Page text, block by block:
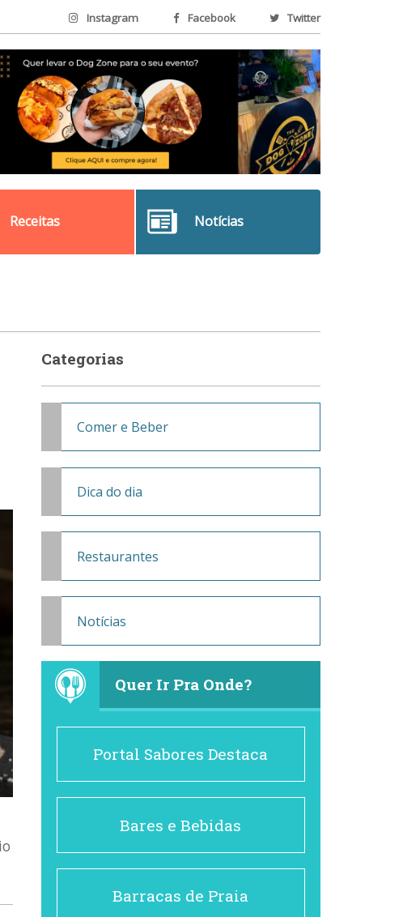
Instagram Facebook Twitter
Receitas Notícias
Categorias
Comer e Beber
Dica do dia
Restaurantes
Notícias
Quer Ir Pra Onde?
Portal Sabores Destaca
Bares e Bebidas
Barracas de Praia